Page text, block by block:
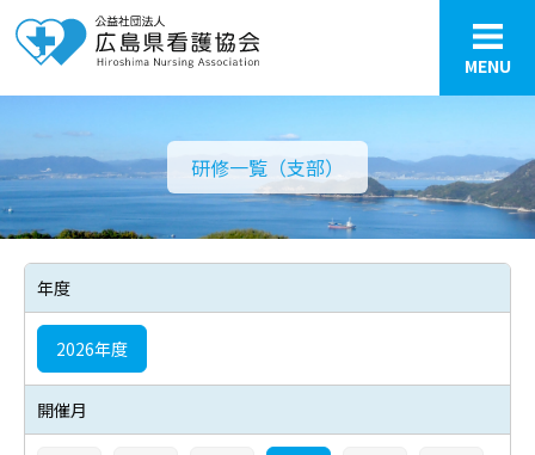
MENU
研修一覧（支部）
年度
2026年度
開催月